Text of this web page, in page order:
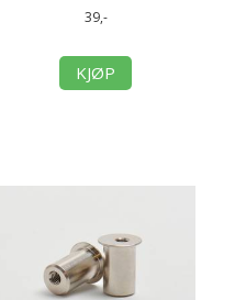
39,-
KJØP